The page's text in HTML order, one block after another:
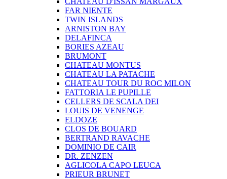
FAR NIENTE
TWIN ISLANDS
ARNISTON BAY
DELAFINCA
BORIES AZEAU
BRUMONT
CHATEAU MONTUS
CHATEAU LA PATACHE
CHATEAU TOUR DU ROC MILON
FATTORIA LE PUPILLE
CELLERS DE SCALA DEI
LOUIS DE VENENGE
ELDOZE
CLOS DE BOUARD
BERTRAND RAVACHE
DOMINIO DE CAIR
DR. ZENZEN
AGLICOLA CAPO LEUCA
PRIEUR BRUNET